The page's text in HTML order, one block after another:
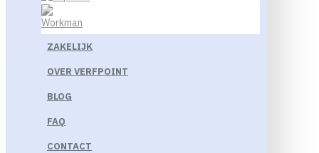
ZAKELIJK
OVER VERFPOINT
BLOG
FAQ
CONTACT